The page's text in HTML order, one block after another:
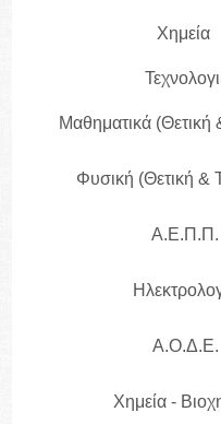
Χημεία
Μαθηματικά (Θετική
Φυσική (Θετική &
Α.Ε.Π.Π.
Α.Ο.Δ.Ε.
Χημεία -